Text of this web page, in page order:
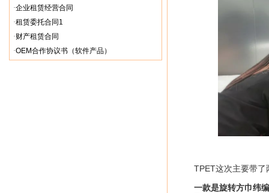
·企业租赁经营合同
·租赁委托合同1
·财产租赁合同
·OEM合作协议书（软件产品）
TPET这次主要带
一款是旋转方巾纬